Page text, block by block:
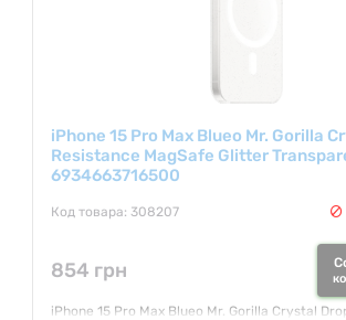
iPhone 15 Pro Max Blueo Mr. Gorilla
Resistance MagSafe Glitter
6934663716500
Код товара: 308207
854 грн
iPhone 15 Pro Max Blueo Mr. Gorilla Crystal